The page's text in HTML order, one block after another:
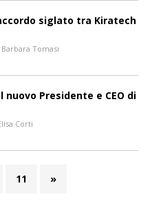
siglato tra Kiratech
Barbara Tomasi
nuovo Presidente e CEO di
Corti
11 »